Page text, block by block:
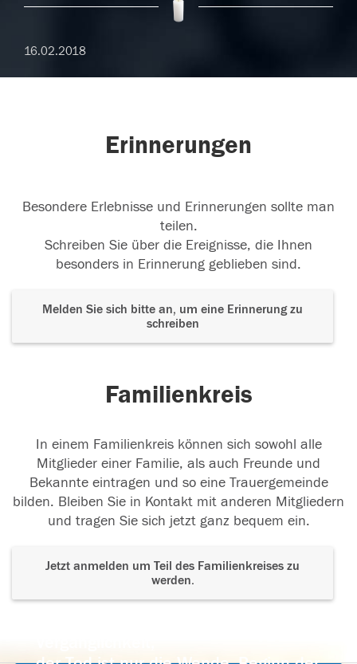
16.02.2018
Erinnerungen
Besondere Erlebnisse und Erinnerungen sollte man
teilen.
Schreiben Sie über die Ereignisse, die Ihnen
besonders in Erinnerung geblieben sind.
Melden Sie sich bitte an, um eine Erinnerung zu
schreiben
Familienkreis
In einem Familienkreis können sich sowohl alle
Mitglieder einer Familie, als auch Freunde und
Bekannte eintragen und so eine Trauergemeinde
bilden. Bleiben Sie in Kontakt mit anderen Mitgliedern
und tragen Sie sich jetzt ganz bequem ein.
Jetzt anmelden um Teil des Familienkreises zu
werden.